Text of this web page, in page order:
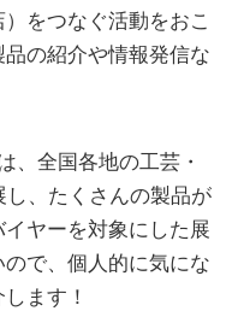
をつなぐ活動をおこ
の紹介や情報発信な
、全国各地の工芸・
、たくさんの製品が
ヤーを対象にした展
で、個人的に気にな
ます！